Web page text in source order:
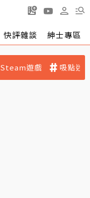
快評雜談 紳士專區
Steam遊戲 吸點迷